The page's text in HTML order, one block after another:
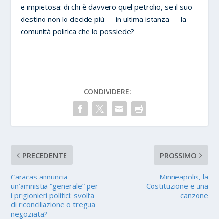
e impietosa: di chi è davvero quel petrolio, se il suo
destino non lo decide più — in ultima istanza — la
comunità politica che lo possiede?
CONDIVIDERE:
PRECEDENTE
Caracas annuncia
un’amnistia “generale” per
i prigionieri politici: svolta
di riconciliazione o tregua
negoziata?
PROSSIMO
Minneapolis, la
Costituzione e una
canzone